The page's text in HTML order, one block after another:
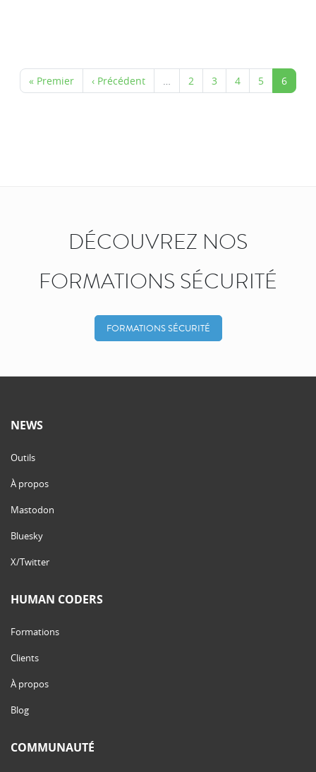
« Premier ‹ Précédent 2 3 4 5 6
DÉCOUVREZ NOS
FORMATIONS SÉCURITÉ
FORMATIONS SÉCURITÉ
NEWS
Outils
À propos
Mastodon
Bluesky
X/Twitter
HUMAN CODERS
Formations
Clients
À propos
Blog
COMMUNAUTÉ